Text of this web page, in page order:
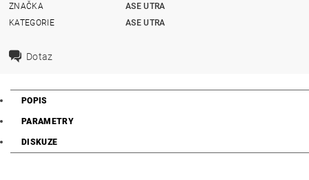
ZNAČKA
ASE UTRA
KATEGORIE
ASE UTRA
Dotaz
POPIS
PARAMETRY
DISKUZE